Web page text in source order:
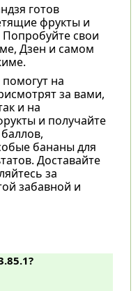
готов
фрукты и
свои
Дзен и самом
на
за вами,
и на
и получайте
бананы для
Доставайте
за
забавной и